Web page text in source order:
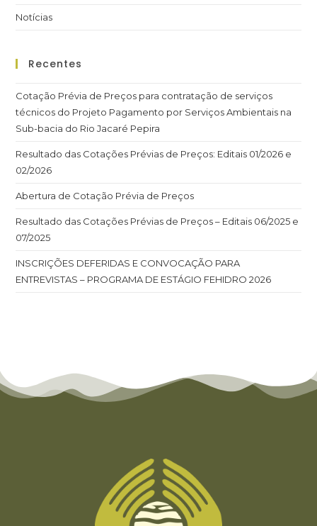
Notícias
Recentes
Cotação Prévia de Preços para contratação de serviços
técnicos do Projeto Pagamento por Serviços Ambientais na
Sub-bacia do Rio Jacaré Pepira
Resultado das Cotações Prévias de Preços: Editais 01/2026 e
02/2026
Abertura de Cotação Prévia de Preços
Resultado das Cotações Prévias de Preços – Editais 06/2025 e
07/2025
INSCRIÇÕES DEFERIDAS E CONVOCAÇÃO PARA
ENTREVISTAS – PROGRAMA DE ESTÁGIO FEHIDRO 2026